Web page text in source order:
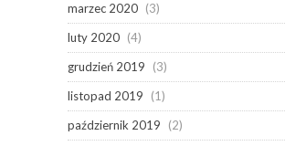
marzec 2020 (3)
luty 2020 (4)
grudzień 2019
(3)
listopad 2019
(1)
październik 2019
(2)